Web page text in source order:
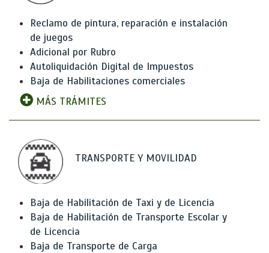
Reclamo de pintura, reparación e instalación
de juegos
Adicional por Rubro
Autoliquidación Digital de Impuestos
Baja de Habilitaciones comerciales
MÁS TRÁMITES
TRANSPORTE Y MOVILIDAD
Baja de Habilitación de Taxi y de Licencia
Baja de Habilitación de Transporte Escolar y
de Licencia
Baja de Transporte de Carga